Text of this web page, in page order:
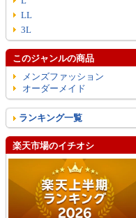
LL
3L
このジャンルの商品
メンズファッション
オーダーメイド
ランキング一覧
楽天市場のイチオシ